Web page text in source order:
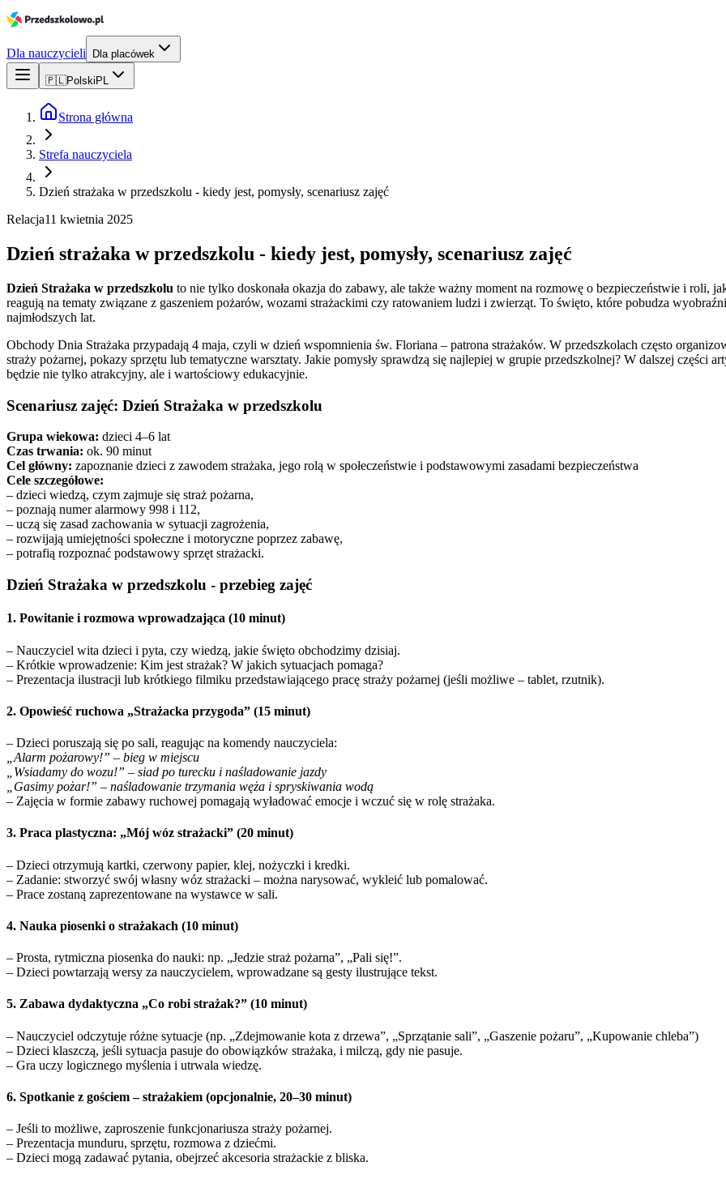
Dla nauczycieli Dla placówek
🇵🇱Polski PL
Strona główna
Strefa nauczyciela
Dzień strażaka w przedszkolu - kiedy jest, pomysły, scenariusz zajęć
Relacja11 kwietnia 2025
Dzień strażaka w przedszkolu - kiedy jest, pomysły, scenariusz zajęć
Dzień Strażaka w przedszkolu to nie tylko doskonała okazja do zabawy, ale także ważny moment na rozmowę o bezpieczeństwie i roli,
reagują na tematy związane z gaszeniem pożarów, wozami strażackimi czy ratowaniem ludzi i zwierząt. To święto, które pobudza
najmłodszych lat.
Obchody Dnia Strażaka przypadają 4 maja, czyli w dzień wspomnienia św. Floriana – patrona strażaków. W przedszkolach często
straży pożarnej, pokazy sprzętu lub tematyczne warsztaty. Jakie pomysły sprawdzą się najlepiej w grupie przedszkolnej? W dalszej części
będzie nie tylko atrakcyjny, ale i wartościowy edukacyjnie.
Scenariusz zajęć: Dzień Strażaka w przedszkolu
Grupa wiekowa: dzieci 4–6 lat
Czas trwania: ok. 90 minut
Cel główny: zapoznanie dzieci z zawodem strażaka, jego rolą w społeczeństwie i podstawowymi zasadami bezpieczeństwa
Cele szczegółowe:
– dzieci wiedzą, czym zajmuje się straż pożarna,
– poznają numer alarmowy 998 i 112,
– uczą się zasad zachowania w sytuacji zagrożenia,
– rozwijają umiejętności społeczne i motoryczne poprzez zabawę,
– potrafią rozpoznać podstawowy sprzęt strażacki.
Dzień Strażaka w przedszkolu - przebieg zajęć
1. Powitanie i rozmowa wprowadzająca (10 minut)
– Nauczyciel wita dzieci i pyta, czy wiedzą, jakie święto obchodzimy dzisiaj.
– Krótkie wprowadzenie: Kim jest strażak? W jakich sytuacjach pomaga?
– Prezentacja ilustracji lub krótkiego filmiku przedstawiającego pracę straży pożarnej (jeśli możliwe – tablet, rzutnik).
2. Opowieść ruchowa „Strażacka przygoda” (15 minut)
– Dzieci poruszają się po sali, reagując na komendy nauczyciela:
„Alarm pożarowy!” – bieg w miejscu
„Wsiadamy do wozu!” – siad po turecku i naśladowanie jazdy
„Gasimy pożar!” – naśladowanie trzymania węża i spryskiwania wodą
– Zajęcia w formie zabawy ruchowej pomagają wyładować emocje i wczuć się w rolę strażaka.
3. Praca plastyczna: „Mój wóz strażacki” (20 minut)
– Dzieci otrzymują kartki, czerwony papier, klej, nożyczki i kredki.
– Zadanie: stworzyć swój własny wóz strażacki – można narysować, wykleić lub pomalować.
– Prace zostaną zaprezentowane na wystawce w sali.
4. Nauka piosenki o strażakach (10 minut)
– Prosta, rytmiczna piosenka do nauki: np. „Jedzie straż pożarna”, „Pali się!”.
– Dzieci powtarzają wersy za nauczycielem, wprowadzane są gesty ilustrujące tekst.
5. Zabawa dydaktyczna „Co robi strażak?” (10 minut)
– Nauczyciel odczytuje różne sytuacje (np. „Zdejmowanie kota z drzewa”, „Sprzątanie sali”, „Gaszenie pożaru”, „Kupowanie chleba”)
– Dzieci klaszczą, jeśli sytuacja pasuje do obowiązków strażaka, i milczą, gdy nie pasuje.
– Gra uczy logicznego myślenia i utrwala wiedzę.
6. Spotkanie z gościem – strażakiem (opcjonalnie, 20–30 minut)
– Jeśli to możliwe, zaproszenie funkcjonariusza straży pożarnej.
– Prezentacja munduru, sprzętu, rozmowa z dziećmi.
– Dzieci mogą zadawać pytania, obejrzeć akcesoria strażackie z bliska.